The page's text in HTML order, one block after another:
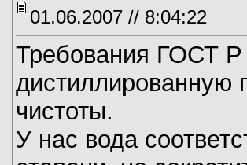
01.06.2007 // 8:04:22
Требования ГОСТ Р
дистиллированную
чистоты.
У нас вода